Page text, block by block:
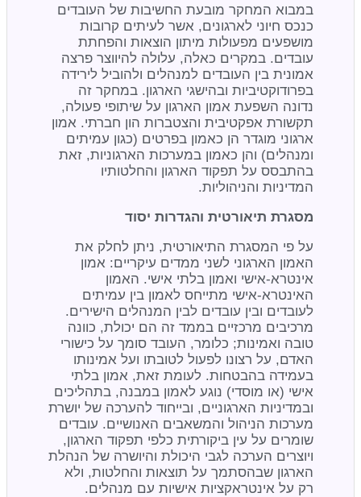
במבוא המחקר מובעת החשיבות של העובדים
כנכס חיוני לארגונים, אשר לעיתים קרובות
מושפעים מפעולות מיתון הוצאות והפחתת
עובדים. במקרים כאלה, עלולה להיווצר פרצה
אמונית בין העובדים למנהלים ולהוביל לירידה
בפרודוקטיביות ובהישגי הארגון. במחקר זה
נדונה השפעת אמון הארגון על שיתופי פעולה,
תקשורת אפקטיבית והצטברות הון חברתי. אמון
ארגוני מוגדר הן כאמון בפרטים (כגון עמיתים
ומנהלים) והן כאמון במערכות הארגוניות, זאת
בהתבסס על תפקוד הארגון והחלטותיו
המדיניות והניהוליות.
מסגרת תיאורטית והגדרות יסוד
על פי המסגרת התיאורטית, ניתן לחלק את
האמון הארגוני לשני ממדים עיקריים: אמון
אינטרא-אישי ואמון בלתי אישי. האמון
האינטרא-אישי מתייחס לאמון בין עמיתים
לעובדים ובין עובדים לבין המנהלים הישירים.
מרכיבים מרכזיים בממד זה הם יכולת, כוונה
טובה ואמינות; כלומר, העובד סומך על כישורי
האדם, על רצונו לפעול לטובתו ועל אמינותו
בעמידה בהבטחות. לעומת זאת, אמון בלתי
אישי (או מוסדי) נוגע לאמון במבנה, בתהליכים
ובמדיניות הארגוניים, ובייחוד להערכה של יושרת
מערכות הניהול והמשאבים האנושיים. עובדים
שומרים על עין ביקורתית כלפי תפקוד הארגון,
ויוצרים הערכה לגבי היכולת והיושרה של הנהלת
הארגון שבהסתמך על תוצאות והחלטות, ולא
רק על אינטראקציות אישיות עם מנהלים.